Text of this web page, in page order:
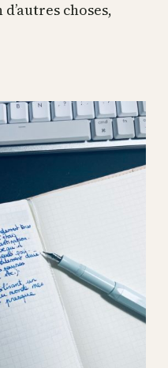
choses,